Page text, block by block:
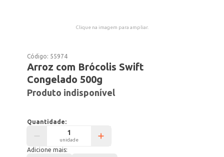
Clique na imagem para ampliar.
Código: 55974
Arroz com Brócolis Swift
Congelado 500g
Produto indisponível
Quantidade:
unidade
Adicione mais: